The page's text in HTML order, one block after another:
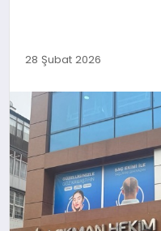
28 Şubat 2026